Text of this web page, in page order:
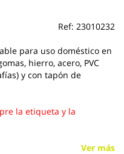
Ref: 23010232
para uso doméstico en
hierro, acero, PVC
y con tapón de
la etiqueta y la
Ver más